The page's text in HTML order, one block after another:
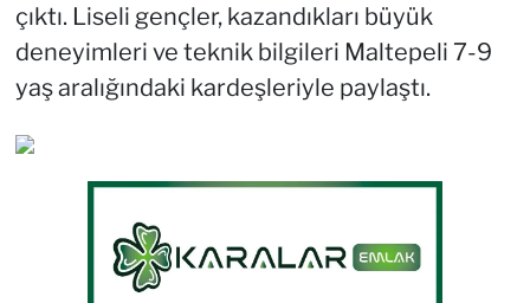
çıktı. Liseli gençler, kazandıkları büyük
deneyimleri ve teknik bilgileri Maltepeli 7-9
yaş aralığındaki kardeşleriyle paylaştı.